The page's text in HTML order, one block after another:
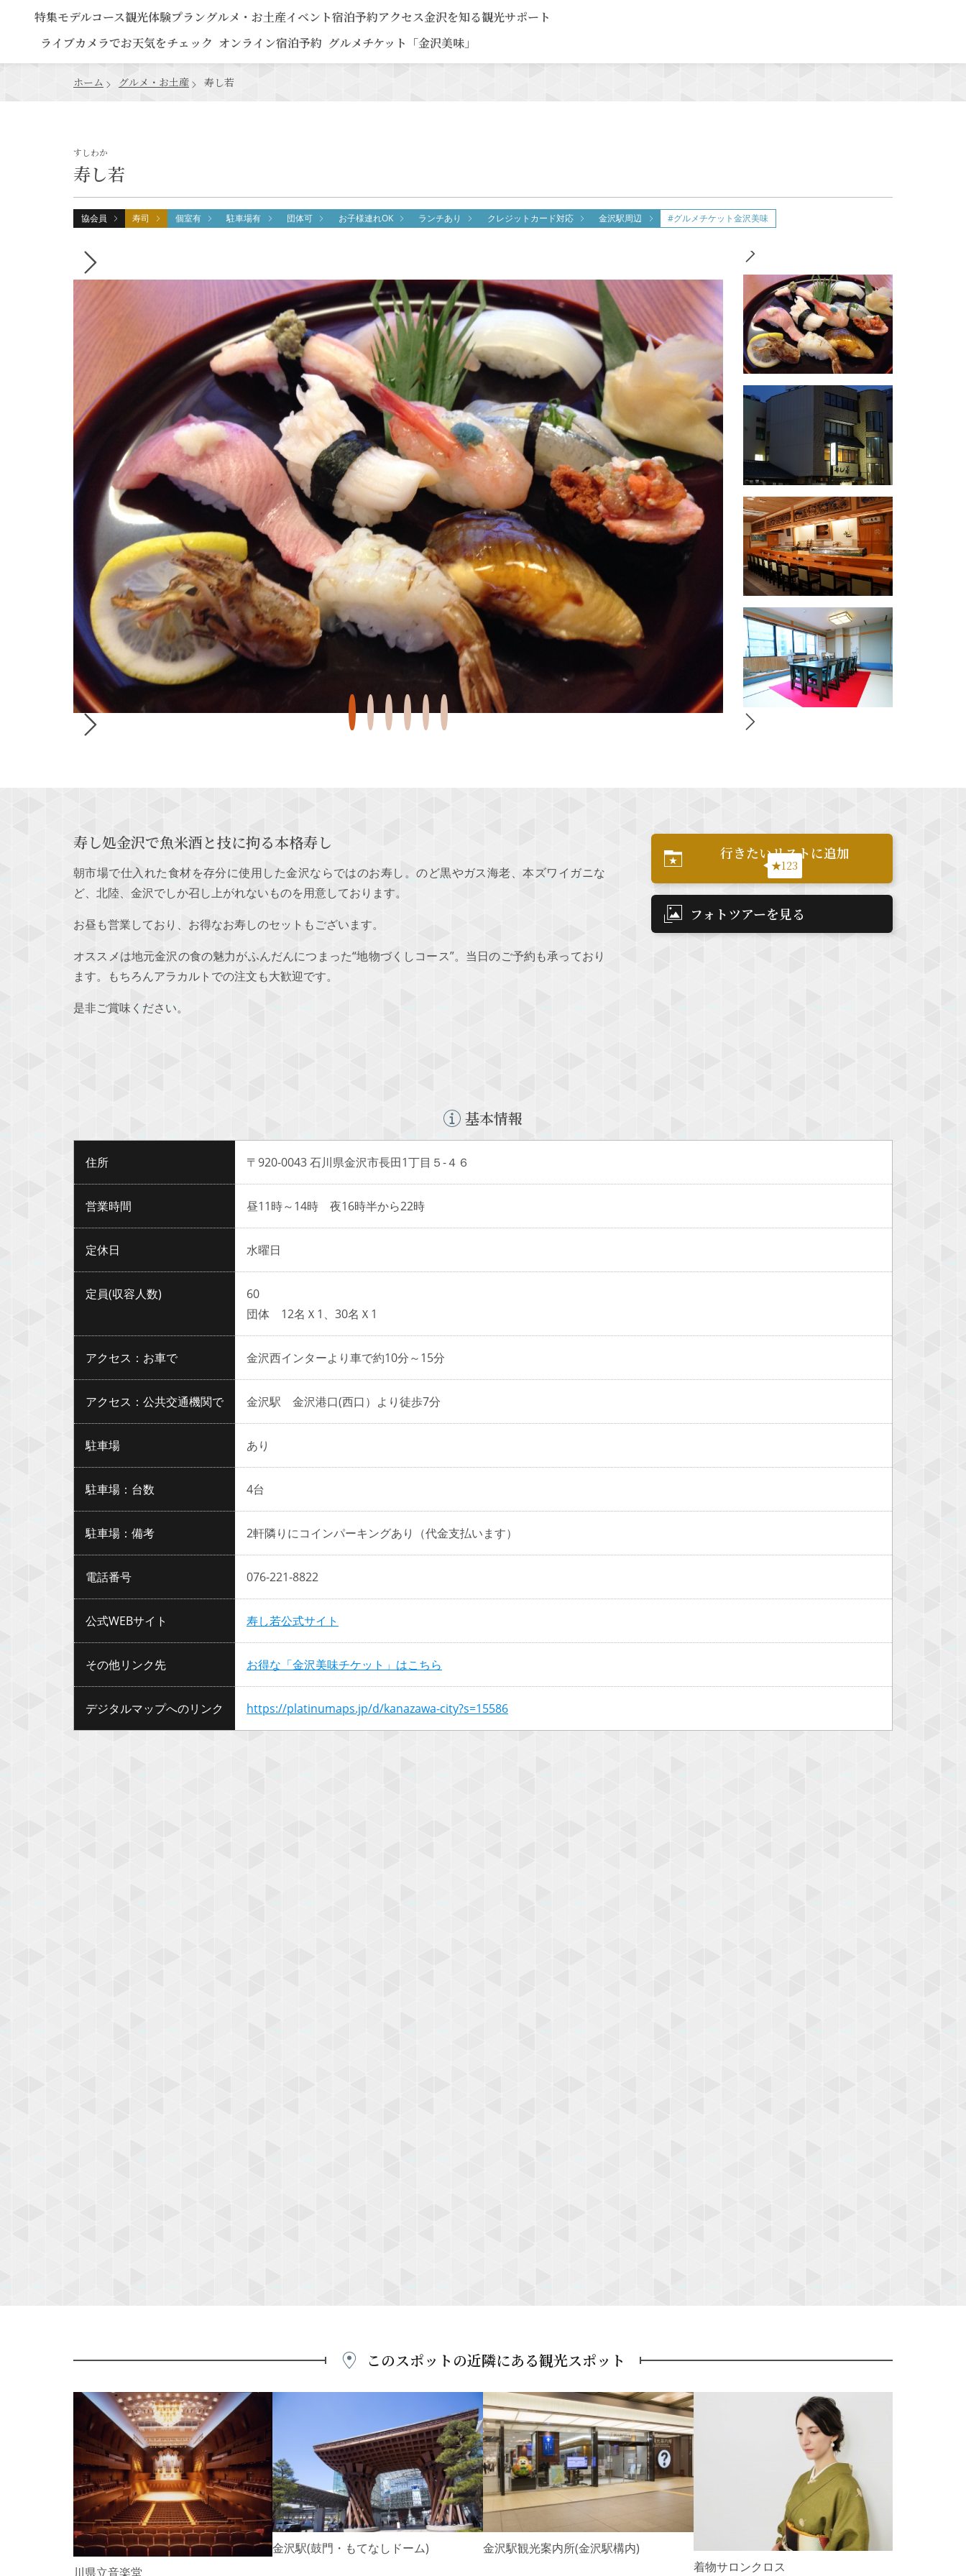
特集モデルコース観光体験プラングルメ・お土産イベント宿泊予約アクセス金沢を知る観光サポート
ライブカメラでお天気をチェック オンライン宿泊予約 グルメチケット「金沢美味」
ホーム グルメ・お土産 寿し若
寿し若
すしわか
協会員 寿司 個室有 駐車場有 団体可 お子様連れOK ランチあり クレジットカード対応 金沢駅周辺 #グルメチケット金沢美味
寿し処金沢で魚米酒と技に拘る本格寿し
朝市場で仕入れた食材を存分に使用した金沢ならではのお寿し。のど黒やガス海老、本ズワイガニな
ど、北陸、金沢でしか召し上がれないものを用意しております。
お昼も営業しており、お得なお寿しのセットもございます。
オススメは地元金沢の食の魅力がふんだんにつまった“地物づくしコース”。当日のご予約も承っており
ます。もちろんアラカルトでの注文も大歓迎です。
是非ご賞味ください。
行きたいリストに追加
★123
フォトツアーを見る
基本情報
住所 〒920-0043 石川県金沢市長田1丁目５-４６
営業時間 昼11時～14時 夜16時半から22時
定休日 水曜日
定員(収容人数)
60
団体 12名Ｘ1、30名Ｘ1
アクセス：お車で 金沢西インターより車で約10分～15分
アクセス：公共交通機関で 金沢駅 金沢港口(西口）より徒歩7分
駐車場 あり
駐車場：台数 4台
駐車場：備考 2軒隣りにコインパーキングあり（代金支払います）
電話番号 076-221-8822
公式WEBサイト 寿し若公式サイト
その他リンク先 お得な「金沢美味チケット」はこちら
デジタルマップへのリンク https://platinumaps.jp/d/kanazawa-city?s=15586
このスポットの近隣にある観光スポット
e
v
i
o
u
s
石川県立音楽堂
金沢駅(鼓門・もてなしドーム)
金沢駅観光案内所(金沢駅構内)
着物サロンクロス